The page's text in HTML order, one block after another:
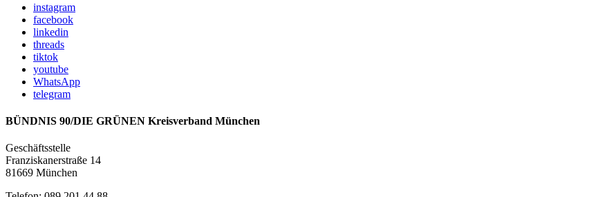
instagram
facebook
linkedin
threads
tiktok
youtube
WhatsApp
telegram
BÜNDNIS 90/DIE GRÜNEN Kreisverband München
Geschäftsstelle
Franziskanerstraße 14
81669 München